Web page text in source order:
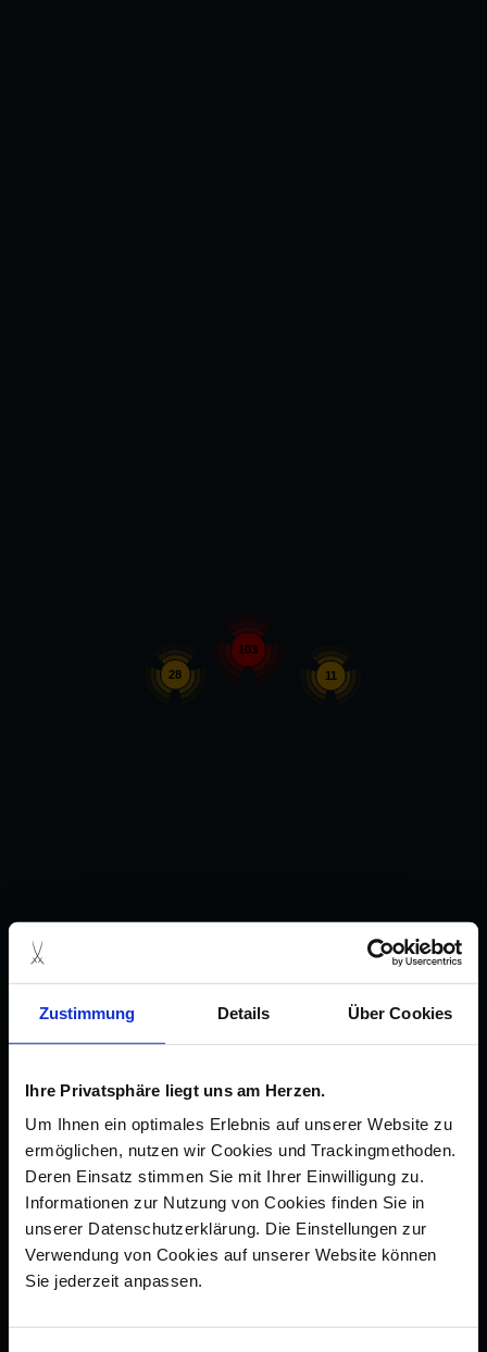
Zustimmung Details Über Cookies
Ihre Privatsphäre liegt uns am Herzen.
Um Ihnen ein optimales Erlebnis auf unserer Website zu
ermöglichen, nutzen wir Cookies und Trackingmethoden.
Deren Einsatz stimmen Sie mit Ihrer Einwilligung zu.
Informationen zur Nutzung von Cookies finden Sie in
unserer Datenschutzerklärung. Die Einstellungen zur
Verwendung von Cookies auf unserer Website können
Sie jederzeit anpassen.
103
11
28